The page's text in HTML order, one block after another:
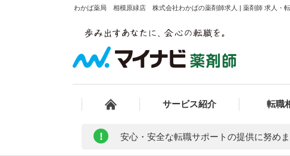
わかば薬局 相模原緑店 株式会社わかばの薬剤師求人 | 薬剤師 求人・転
サービス紹介 転職
! 安心・安全な転職サポートの提供に努めま